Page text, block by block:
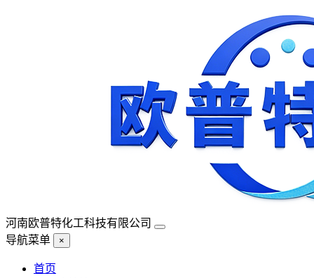
河南欧普特化工科技有限公司
导航菜单
×
首页